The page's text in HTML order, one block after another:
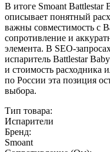
В итоге Smoant
описывает понятный
важны совместимость с
сопротивление и
элемента. В SEO-
испаритель Battlestar
и стоимость расходника
по России эта позиция
выбора.
Тип товара:
Испарители
Бренд:
Smoant